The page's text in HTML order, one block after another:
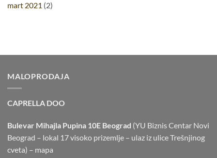
mart 2021 (2)
MALOPRODAJA
CAPRELLA DOO
Bulevar Mihajla Pupina 10E Beograd (YU Biznis Centar Novi
Beograd – lokal 17 visoko prizemlje – ulaz iz ulice Trešnjinog
cveta) – mapa